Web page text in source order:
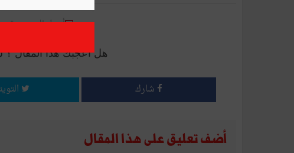
أرسل إلى صديق
هل أعجبك هذا المقال
شارك
أضف تعليق على هذا المقال